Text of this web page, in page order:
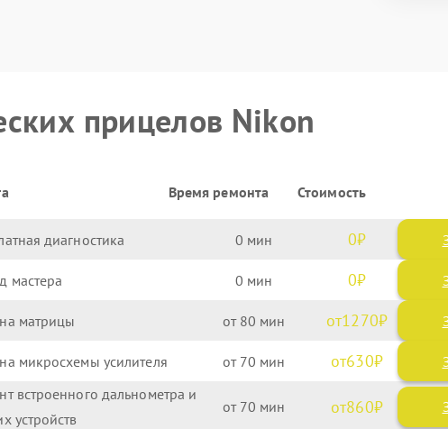
прицелов Nikon
Время ремонта Стоимость
диагностика 0 0
мастера 0 0
матрицы 80 1270
микросхемы усилителя 70 630
встроенного дальнометра и
устройств
70 860